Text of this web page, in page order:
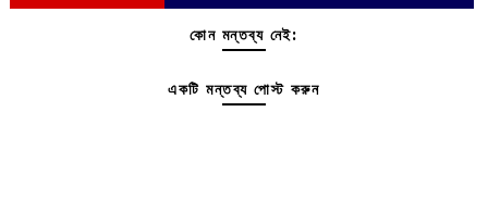
কোন মন্তব্য নেই:
একটি মন্তব্য পোস্ট করুন